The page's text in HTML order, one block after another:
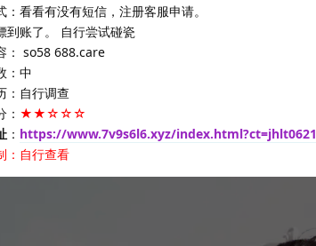
：看看有没有短信，注册客服申请。
到账了。 自行尝试碰瓷
： so58 688.care
：中
：自行调查
： ★★☆☆☆
： https://www.7v9s6l6.xyz/index.html?ct=jhlt0621
：自行查看